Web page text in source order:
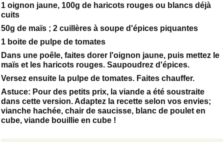
1 oignon jaune, 100g de haricots rouges ou blancs déjà
cuits
50g de maïs ; 2 cuillères à soupe d'épices piquantes
1 boite de pulpe de tomates
Dans une poêle, faites dorer l'oignon jaune, puis mettez le
maïs et les haricots rouges. Saupoudrez d'épices.
Versez ensuite la pulpe de tomates. Faites chauffer.
Astuce: Pour des petits prix, la viande a été soustraite
dans cette version. Adaptez la recette selon vos envies;
vianche hachée, chair de saucisse, blanc de poulet en
cube, viande bouillie en cube !